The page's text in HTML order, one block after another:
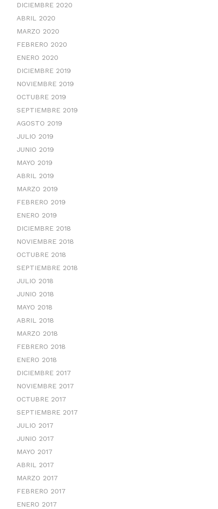
DICIEMBRE 2020
ABRIL 2020
MARZO 2020
FEBRERO 2020
ENERO 2020
DICIEMBRE 2019
NOVIEMBRE 2019
OCTUBRE 2019
SEPTIEMBRE 2019
AGOSTO 2019
JULIO 2019
JUNIO 2019
MAYO 2019
ABRIL 2019
MARZO 2019
FEBRERO 2019
ENERO 2019
DICIEMBRE 2018
NOVIEMBRE 2018
OCTUBRE 2018
SEPTIEMBRE 2018
JULIO 2018
JUNIO 2018
MAYO 2018
ABRIL 2018
MARZO 2018
FEBRERO 2018
ENERO 2018
DICIEMBRE 2017
NOVIEMBRE 2017
OCTUBRE 2017
SEPTIEMBRE 2017
JULIO 2017
JUNIO 2017
MAYO 2017
ABRIL 2017
MARZO 2017
FEBRERO 2017
ENERO 2017